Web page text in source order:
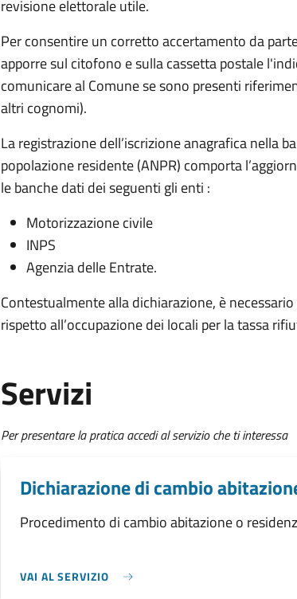
revisione elettorale utile.
Per consentire un corretto accertamento da
apporre sul citofono e sulla cassetta postale
comunicare al Comune se sono presenti
altri cognomi).
La registrazione dell’iscrizione anagrafica nella
popolazione residente (ANPR) comporta
le banche dati dei seguenti gli enti :
Motorizzazione civile
INPS
Agenzia delle Entrate.
Contestualmente alla dichiarazione, è
rispetto all’occupazione dei locali per la tassa
Servizi
Per presentare la pratica accedi al servizio che ti interessa
Dichiarazione di cambio
Procedimento di cambio abitazione o
VAI AL SERVIZIO